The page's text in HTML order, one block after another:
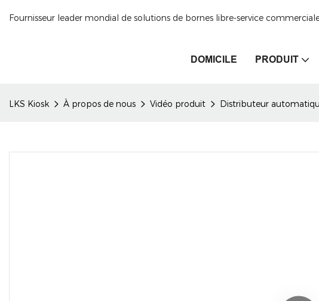
Fournisseur leader mondial de solutions de bornes libre-service
DOMICILE PRODUIT
LKS Kiosk À propos de nous Vidéo produit Distributeur